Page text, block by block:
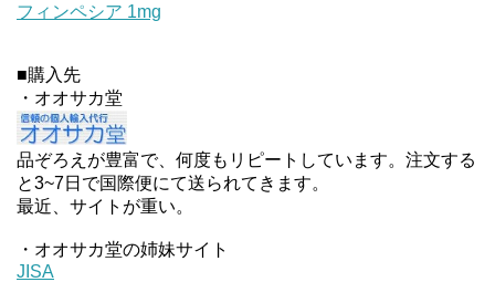
フィンペシア 1mg
■購入先
・オオサカ堂
品ぞろえが豊富で、何度もリピートしています。注文する
と3~7日で国際便にて送られてきます。
最近、サイトが重い。
・オオサカ堂の姉妹サイト
JISA